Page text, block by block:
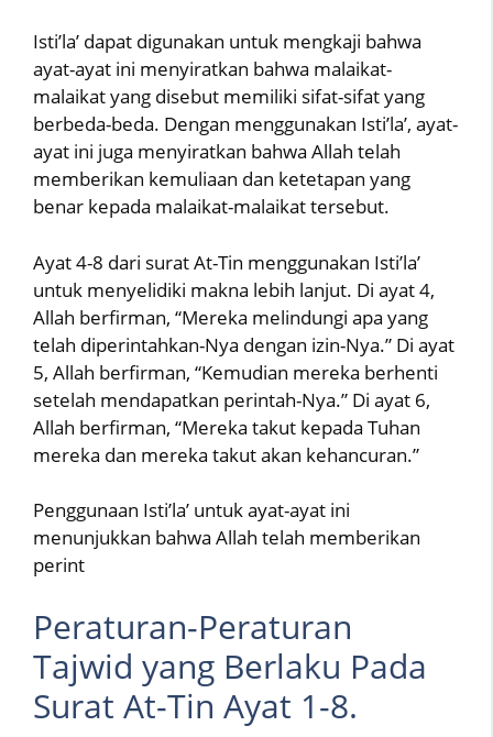
Isti’la’ dapat digunakan untuk mengkaji bahwa
ayat-ayat ini menyiratkan bahwa malaikat-
malaikat yang disebut memiliki sifat-sifat yang
berbeda-beda. Dengan menggunakan Isti’la’, ayat-
ayat ini juga menyiratkan bahwa Allah telah
memberikan kemuliaan dan ketetapan yang
benar kepada malaikat-malaikat tersebut.
Ayat 4-8 dari surat At-Tin menggunakan Isti’la’
untuk menyelidiki makna lebih lanjut. Di ayat 4,
Allah berfirman, “Mereka melindungi apa yang
telah diperintahkan-Nya dengan izin-Nya.” Di ayat
5, Allah berfirman, “Kemudian mereka berhenti
setelah mendapatkan perintah-Nya.” Di ayat 6,
Allah berfirman, “Mereka takut kepada Tuhan
mereka dan mereka takut akan kehancuran.”
Penggunaan Isti’la’ untuk ayat-ayat ini
menunjukkan bahwa Allah telah memberikan
perint
Peraturan-Peraturan
Tajwid yang Berlaku Pada
Surat At-Tin Ayat 1-8.